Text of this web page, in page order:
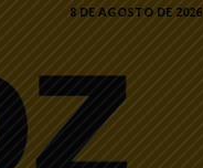
8 DE AGOSTO DE 2026